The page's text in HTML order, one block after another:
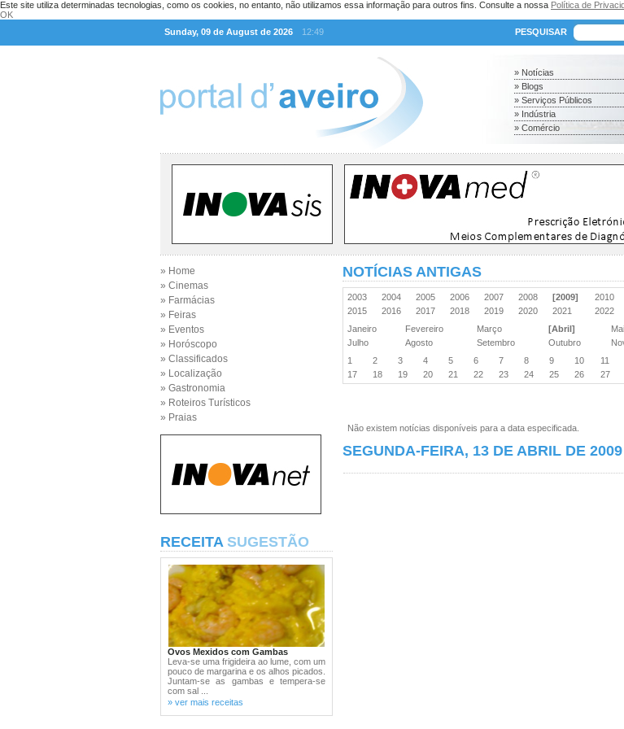
Este site utiliza determinadas tecnologias, como os cookies, no entanto, não utilizamos essa informação para outros fins. Consulte a nossa Política de
OK
Sunday, 09 de August de 2026
12:49 PESQUISAR
» Notícias
» Blogs
» Serviços Públicos
» Indústria
» Comércio
» Home
» Cinemas
» Farmácias
» Feiras
» Eventos
» Horóscopo
» Classificados
» Localização
» Gastronomia
» Roteiros Turísticos
» Praias
RECEITA SUGESTÃO
Ovos Mexidos com Gambas
Leva-se uma frigideira ao lume, com um
pouco de margarina e os alhos picados.
Juntam-se as gambas e tempera-se
com sal ...
» ver mais receitas
NOTÍCIAS ANTIGAS
2003 2004 2005 2006 2007 2008 [2009] 2010
2015
2016 2017 2018 2019 2020 2021 2022
Janeiro
Fevereiro Março [Abril]
Julho
Agosto Setembro Outubro
1
2 3 4 5 6 7 8 9 10 11
17
18 19 20 21 22 23 24 25 26 27
Não existem notícias disponíveis para a data especificada.
SEGUNDA-FEIRA, 13 DE ABRIL DE 2009